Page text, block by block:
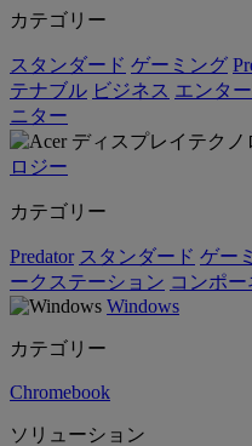
カテゴリー
スタンダード ゲーミング
テナブル ビジネス エンタ
ニター
ロジー
カテゴリー
Predator スタンダード ゲー
ークステーション コンポー
Windows
カテゴリー
Chromebook
ソリューション